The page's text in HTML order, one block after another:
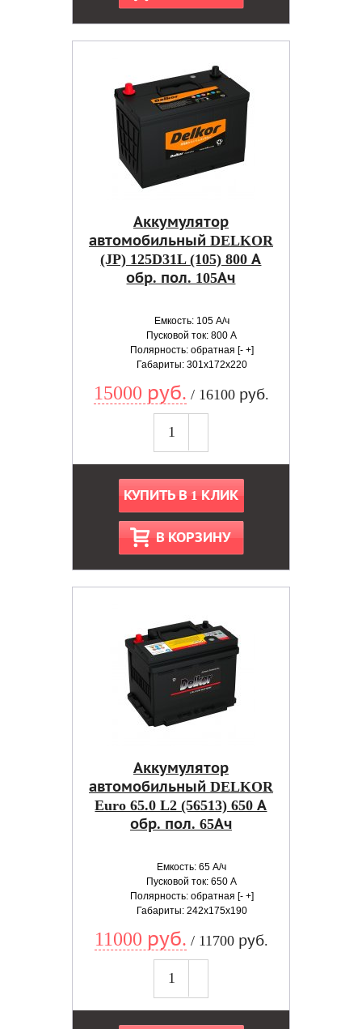
Аккумулятор
автомобильный DELKOR
(JP) 125D31L (105) 800 А
обр. пол. 105Ач
Емкость: 105 А/ч
Пусковой ток: 800 А
Полярность: обратная [- +]
Габариты: 301x172x220
15000 руб. / 16100 руб.
КУПИТЬ В 1 КЛИК
В КОРЗИНУ
Аккумулятор
автомобильный DELKOR
Euro 65.0 L2 (56513) 650 А
обр. пол. 65Ач
Емкость: 65 А/ч
Пусковой ток: 650 А
Полярность: обратная [- +]
Габариты: 242x175x190
11000 руб. / 11700 руб.